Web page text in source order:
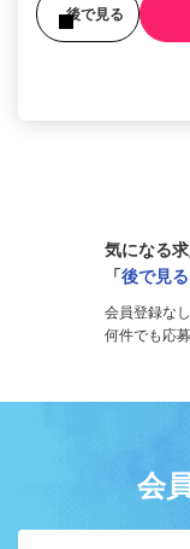
後で見る
気になる
「後で見る
会員登録なし
何件でも応
会